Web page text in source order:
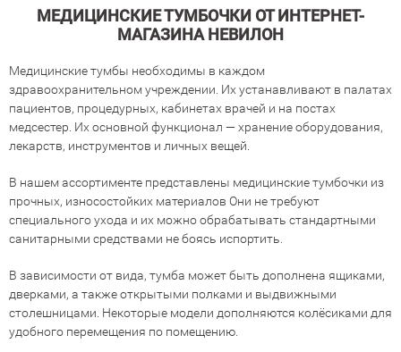
МЕДИЦИНСКИЕ ТУМБОЧКИ ОТ ИНТЕРНЕТ-
МАГАЗИНА НЕВИЛОН
Медицинские тумбы необходимы в каждом
здравоохранительном учреждении. Их устанавливают в палатах
пациентов, процедурных, кабинетах врачей и на постах
медсестер. Их основной функционал — хранение оборудования,
лекарств, инструментов и личных вещей.
В нашем ассортименте представлены медицинские тумбочки из
прочных, износостойких материалов Они не требуют
специального ухода и их можно обрабатывать стандартными
санитарными средствами не боясь испортить.
В зависимости от вида, тумба может быть дополнена ящиками,
дверками, а также открытыми полками и выдвижными
столешницами. Некоторые модели дополняются колёсиками для
удобного перемещения по помещению.